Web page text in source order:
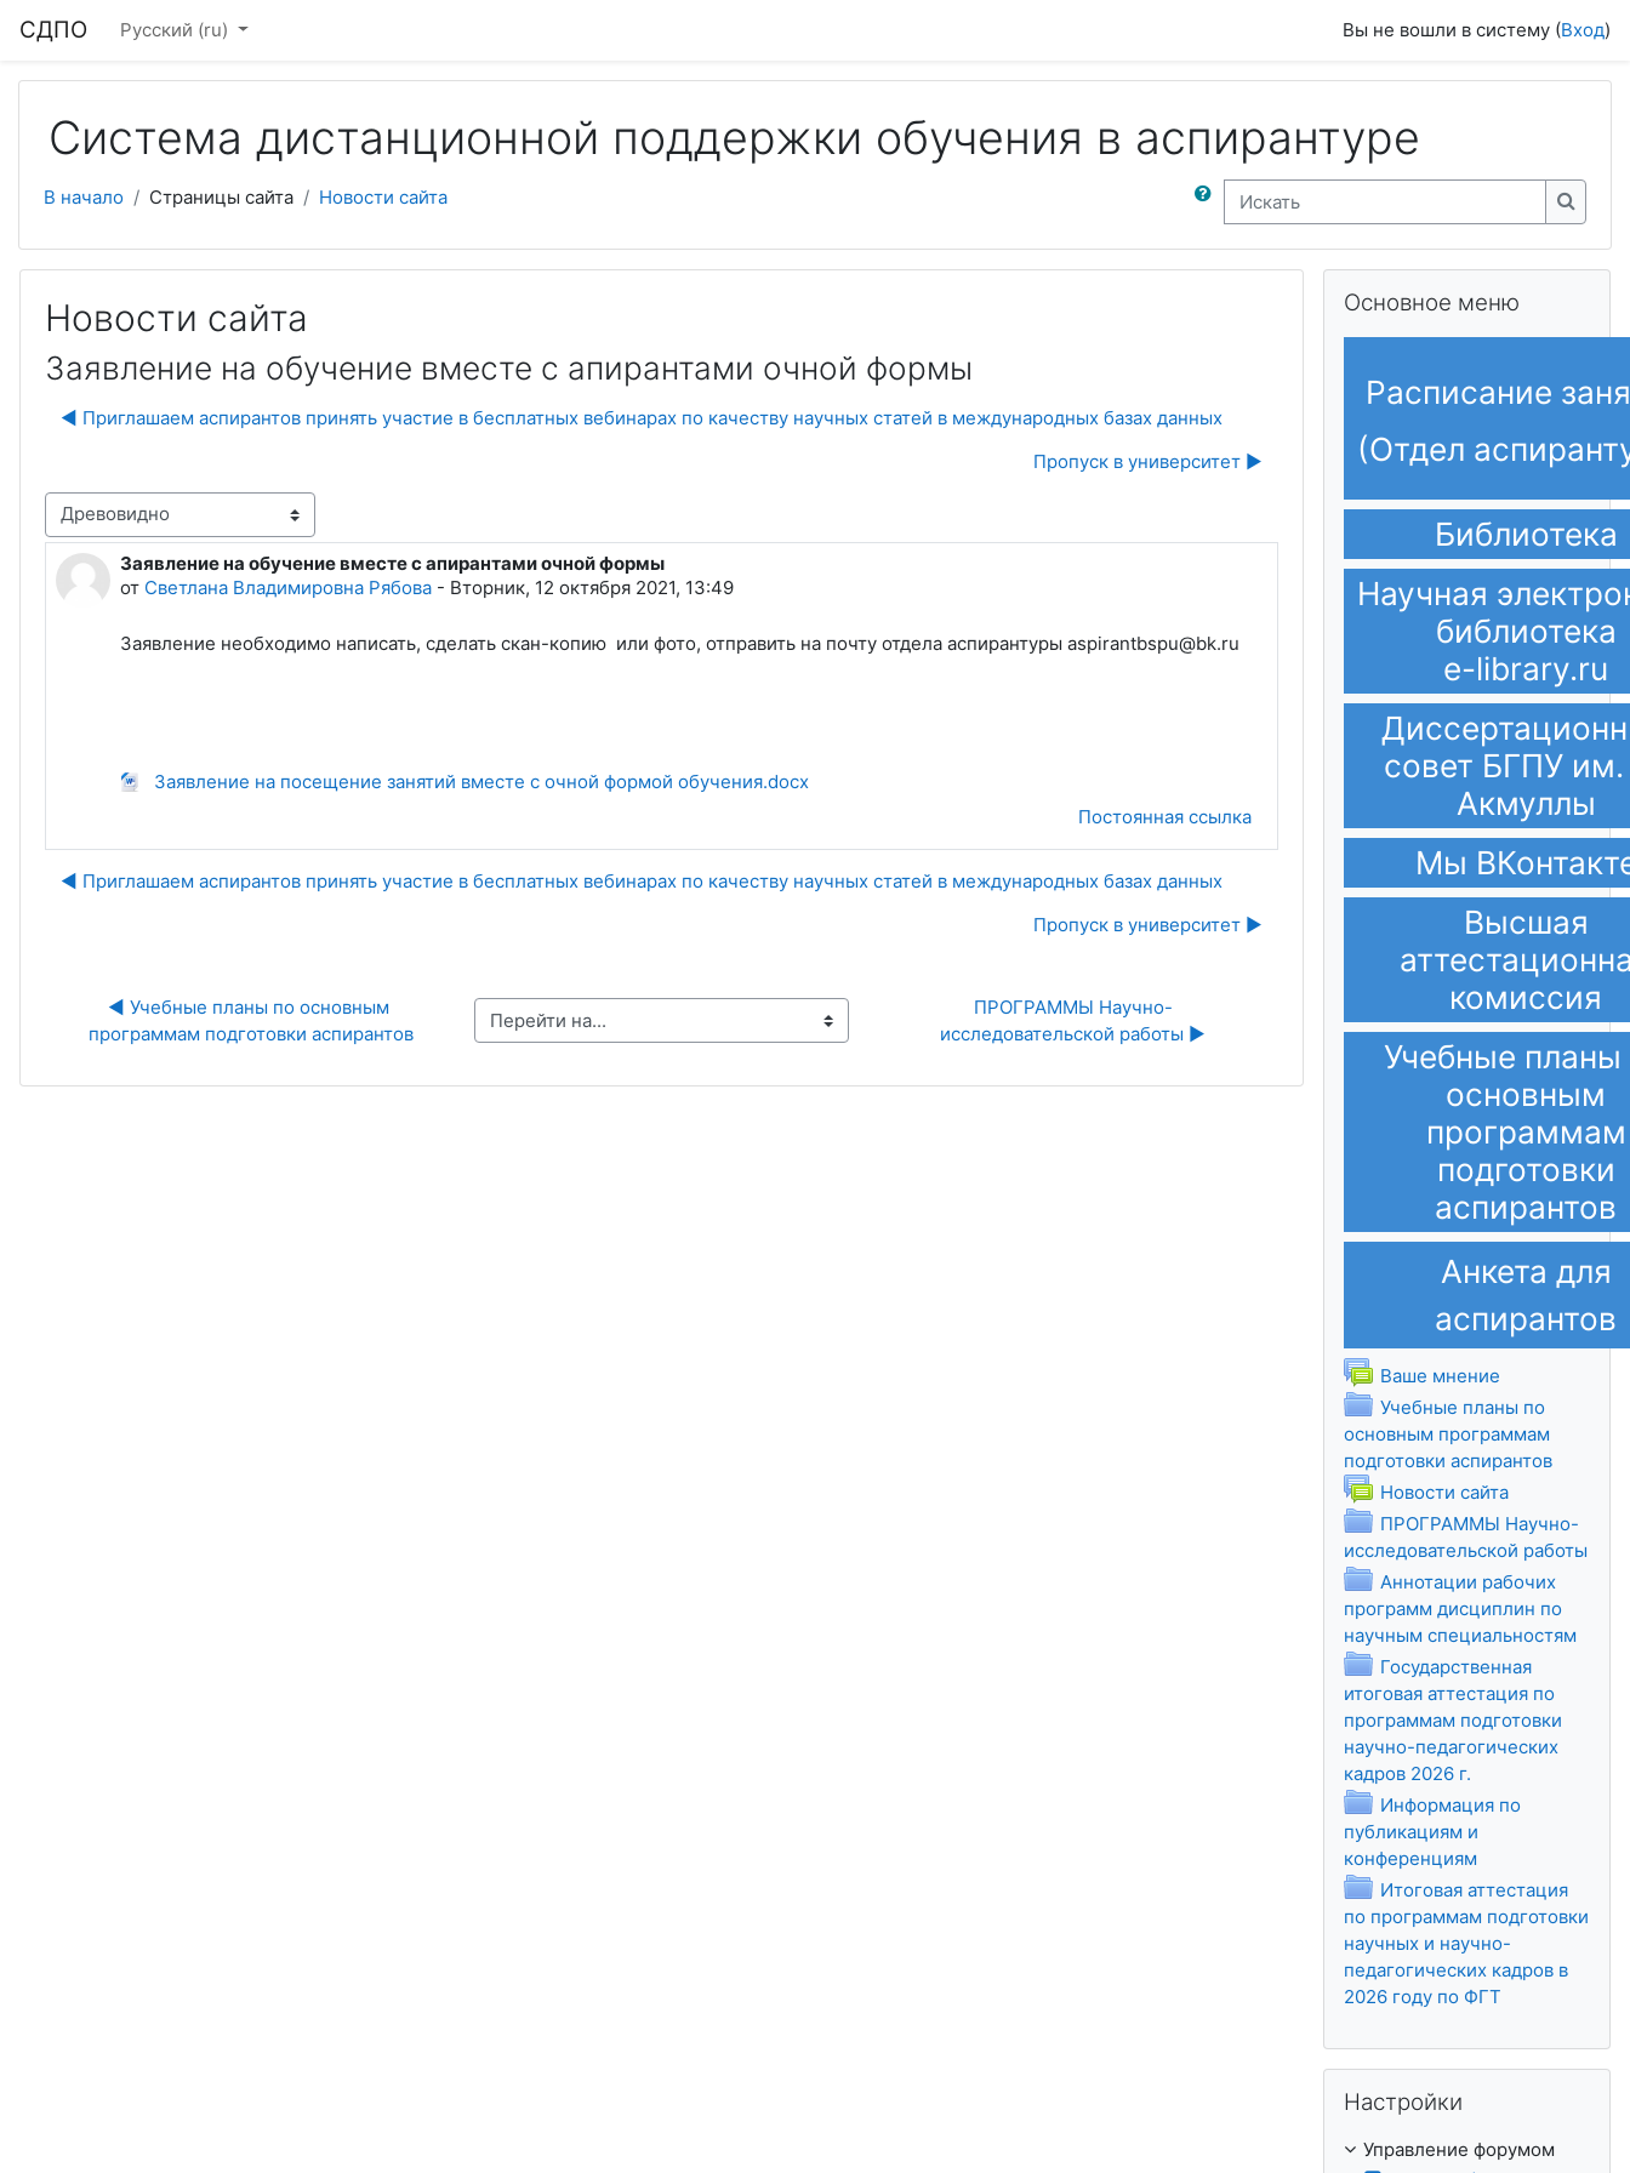
СДПО Русский ‎(ru)‎ Вы не вошли в систему (Вход)
Система дистанционной поддержки обучения в аспирантуре
В начало Страницы сайта Новости сайта
Искать
Искать
Новости сайта
Заявление на обучение вместе с апирантами очной формы
◀︎ Приглашаем аспирантов принять участие в бесплатных вебинарах по качеству научных статей в международных базах данных
Пропуск в университет ▶︎
отображения
Заявление на обучение вместе с апирантами очной формы
от Светлана Владимировна Рябова - Вторник, 12 октября 2021, 13:49
Количество ответов: 0
Заявление необходимо написать, сделать скан-копию или фото, отправить на почту отдела аспирантуры aspirantbspu@bk.ru
Заявление на посещение занятий вместе с очной формой обучения.docx
Постоянная ссылка
◀︎ Приглашаем аспирантов принять участие в бесплатных вебинарах по качеству научных статей в международных базах данных
Пропуск в университет ▶︎
◀︎ Учебные планы по основным
программам подготовки аспирантов
Перейти на...
ПРОГРАММЫ Научно-
исследовательской работы ▶︎
Основное меню
Расписание
(Отдел
Библиотека
Научная
библиотека
e-library.ru
совет БГПУ
Акмуллы
Мы
Высшая
комиссия
Учебные планы
основным
программам
подготовки
аспирантов
Анкета для
аспирантов
Ваше мнение
Учебные планы по
основным программам
подготовки аспирантовПапка
Новости сайта
ПРОГРАММЫ Научно-
исследовательской работы
Аннотации рабочих
программ дисциплин по
научным специальностям
Государственная
итоговая аттестация по
программам подготовки
научно-педагогических
кадров 2026 г.
Информация по
публикациям и
конференциям
Итоговая аттестация
по программам подготовки
научных и научно-
педагогических кадров в
2026 году по ФГТ
Настройки
Управление форумом